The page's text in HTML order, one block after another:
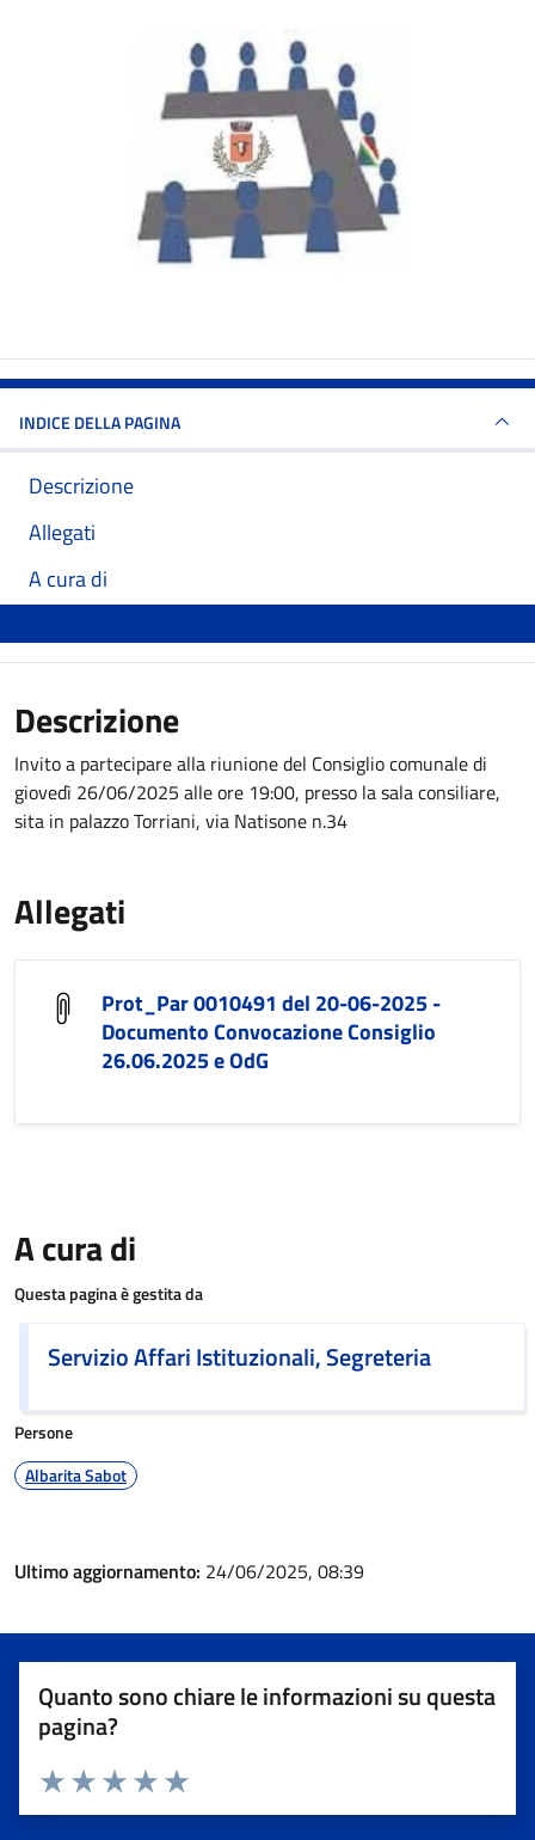
INDICE DELLA PAGINA
Descrizione
Allegati
A cura di
Descrizione
Invito a partecipare alla riunione del Consiglio comunale di
giovedì 26/06/2025 alle ore 19:00, presso la sala consiliare,
sita in palazzo Torriani, via Natisone n.34
Allegati
Prot_Par 0010491 del 20-06-2025 -
Documento Convocazione Consiglio
26.06.2025 e OdG
A cura di
Questa pagina è gestita da
Servizio Affari Istituzionali, Segreteria
Persone
Albarita Sabot
Ultimo aggiornamento: 24/06/2025, 08:39
Quanto sono chiare le informazioni su questa
pagina?
Valuta 5 stelle su 5
Valuta 4 stelle su 5
Valuta 3 stelle su 5
Valuta 2 stelle su 5
Valuta 1 stelle su 5